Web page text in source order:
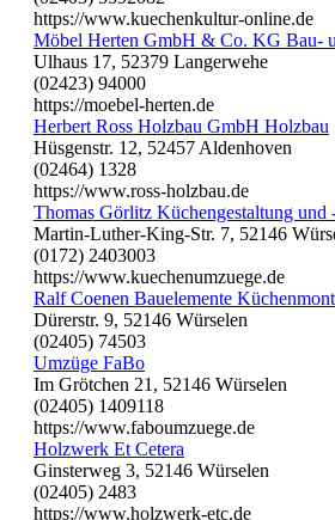
https://www.kuechenkultur-online.de
Möbel Herten GmbH & Co. KG Bau-
Ulhaus 17, 52379 Langerwehe
(02423) 94000
https://moebel-herten.de
Herbert Ross Holzbau GmbH Holzbau
Hüsgenstr. 12, 52457 Aldenhoven
(02464) 1328
https://www.ross-holzbau.de
Thomas Görlitz Küchengestaltung und
Martin-Luther-King-Str. 7, 52146
(0172) 2403003
https://www.kuechenumzuege.de
Ralf Coenen Bauelemente
Dürerstr. 9, 52146 Würselen
(02405) 74503
Umzüge FaBo
Im Grötchen 21, 52146 Würselen
(02405) 1409118
https://www.faboumzuege.de
Holzwerk Et Cetera
Ginsterweg 3, 52146 Würselen
(02405) 2483
https://www.holzwerk-etc.de